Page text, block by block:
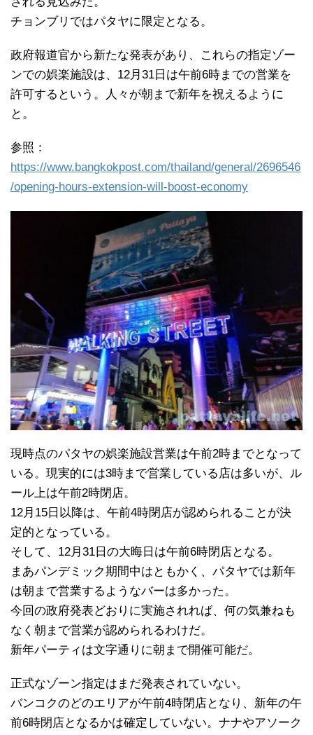
チョンブリではパタヤに限定となる。
政府報道官から新たな発表があり、これらの指定ゾー
ンでの娯楽施設は、12月31日は午前6時までの営業を
許可するという。人々が朝まで新年を祝えるように
と。
参照：
https://www.bangkokpost.com/thailand/general/2696546
/opening-hours-extension-will-boost-economy
現時点のパタヤの娯楽施設営業は午前2時までとなって
いる。現実的には3時まで営業している店は多いが、ル
ール上は午前2時閉店。
12月15日以降は、午前4時閉店が認められることが決
定的となっている。
そして、12月31日の大晦日は午前6時閉店となる。
まあパンデミック期間中はともかく、パタヤでは新年
は朝まで営業するようなバーは多かった。
今回の政府発表どおりに実施されれば、何の気兼ねも
なく朝まで営業が認められるわけだ。
新年パーティは文字通りに朝まで開催可能だ。
正式なゾーン指定はまだ発表されていない。
バンコクのどのエリアが午前4時閉店となり、新年の午
前6時閉店となるかは確定していない。ナナやアソーク